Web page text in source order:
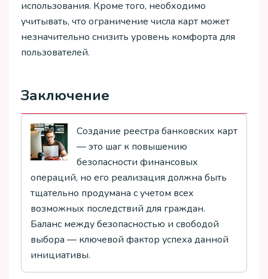
использования. Кроме того, необходимо
учитывать, что ограничение числа карт может
незначительно снизить уровень комфорта для
пользователей.
Заключение
Создание реестра банковских карт
— это шаг к повышению
безопасности финансовых
операций, но его реализация должна быть
тщательно продумана с учетом всех
возможных последствий для граждан.
Баланс между безопасностью и свободой
выбора — ключевой фактор успеха данной
инициативы.